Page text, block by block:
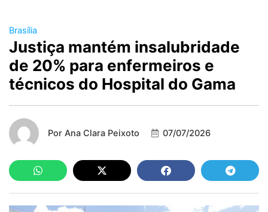
Brasília
Justiça mantém insalubridade
de 20% para enfermeiros e
técnicos do Hospital do Gama
Por Ana Clara Peixoto 07/07/2026